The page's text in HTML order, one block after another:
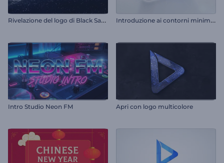
R
ivelazione del logo di Black Sand I
ntroduzione ai contorni minimali
Intro Studio Neon FM Apri con logo multicolore